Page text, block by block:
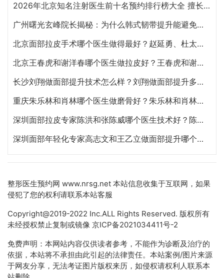
2026年北京知名注射医生前十名预约排行榜大全 擅长面部抗衰、皮贴骨、面部轮廓的注射医生哪个最好？
广州曙光玄峰院长揭秘：为什么韩式韧带提升能避免面部臃肿？
北京面部拉皮手术哪个医生做得最好？赵延勇、杜太超、王春虎、袁强谁做提升好？
北京王春虎和谢洋春哪个医生做拉皮好？王春虎和谢洋春面部提升谁技术更好？
长沙刘翔做面部提升技术怎么样？刘翔做面部提升多少钱？
重庆朱乐林和肖林哪个医生做磨骨好？朱乐林和肖林磨骨改脸型预约电话
深圳面部拉皮专家陈洪和张陈威哪个医生技术好？陈洪和张陈威面部提升谁好？
深圳面部年轻化专家高志文和王乙立做面部提升哪个技术好？高志文和王乙立预约咨询电话
整形医生预约网 www.nrsg.net 本站信息收集于互联网，如果
侵犯了您的权利请联系本站客服
Copyright@2019-2022 Inc.ALL Rights Reserved. 版权所有
未经授权禁止复制或镜像 京ICP备2021034411号-2
免费声明：本网站内容仅供读者参考，不能作为诊断及治疗的
依据，本站将不承担由此引起的法律责任。本站案例/图片来源
于网友分享，无法考证图片版权来历，如侵权请权利人联系本